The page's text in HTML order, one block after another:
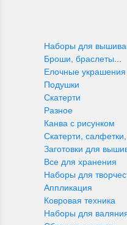
Наборы для
Броши, браслеты...
Елочные украшения
Подушки
Скатерти
Разное
Канва с рисунком
Скатерти,
Заготовки для
Все для хранения
Наборы для
Аппликация
Ковровая техника
Наборы для